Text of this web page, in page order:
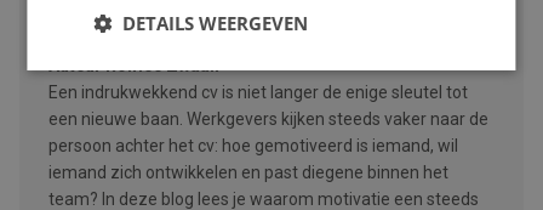
Publicatiedatum
Een indrukwekkend cv is niet langer de enige sleutel tot
een nieuwe baan. Werkgevers kijken steeds vaker naar de
persoon achter het cv: hoe gemotiveerd is iemand, wil
iemand zich ontwikkelen en past diegene binnen het
team? In deze blog lees je waarom motivatie een steeds
DETAILS WEERGEVEN